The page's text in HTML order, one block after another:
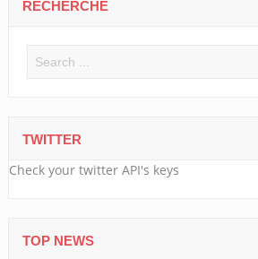
RECHERCHE
TWITTER
Check your twitter API's keys
TOP NEWS